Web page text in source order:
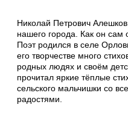
Николай Петрович
нашего города. Как он сам
Поэт родился в селе
его творчестве много
родных людях и своём
прочитал яркие тёплые
сельского мальчишки со
радостями.